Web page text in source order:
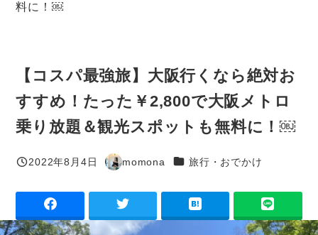
料に！￼
【コスパ最強旅】大阪行くなら絶対お
すすめ！たった￥2,800で大阪メトロ
乗り放題＆観光スポットも無料に！￼
投稿日
2022年8月4日
著
momona カテゴリー
旅行・おでかけ